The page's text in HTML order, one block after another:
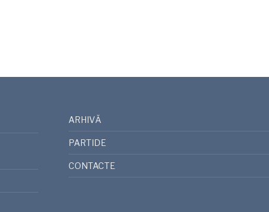
ARHIVĂ
PARTIDE
CONTACTE